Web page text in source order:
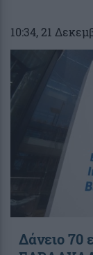
10:34, 21
Δάνειο 70